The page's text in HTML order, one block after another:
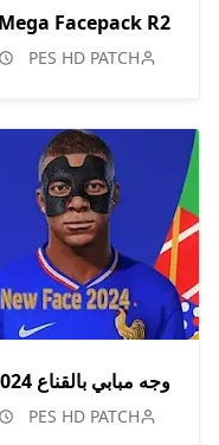
Facepack R2
PES HD PATCH
وجه مبابي بالقناع 2024 لبيس 2021
PES HD PATCH